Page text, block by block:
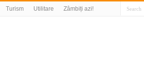
Turism Utilitare Zâmbiți azi!